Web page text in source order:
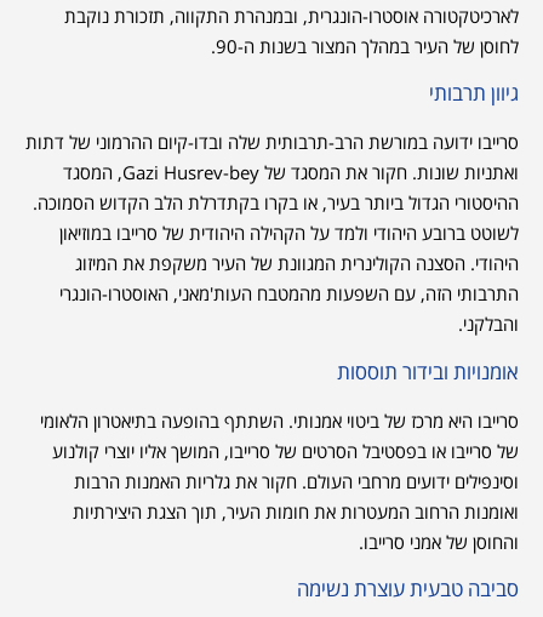
לארכיטקטורה אוסטרו-הונגרית, ובמנהרת התקווה, תזכורת נוקבת
לחוסן של העיר במהלך המצור בשנות ה-90.
גיוון תרבותי
סרייבו ידועה במורשת הרב-תרבותית שלה ובדו-קיום ההרמוני של דתות
ואתניות שונות. חקור את המסגד של Gazi Husrev-bey, המסגד
ההיסטורי הגדול ביותר בעיר, או בקרו בקתדרלת הלב הקדוש הסמוכה.
לשוטט ברובע היהודי ולמד על הקהילה היהודית של סרייבו במוזיאון
היהודי. הסצנה הקולינרית המגוונת של העיר משקפת את המיזוג
התרבותי הזה, עם השפעות מהמטבח העות'מאני, האוסטרו-הונגרי
והבלקני.
אומנויות ובידור תוססות
סרייבו היא מרכז של ביטוי אמנותי. השתתף בהופעה בתיאטרון הלאומי
של סרייבו או בפסטיבל הסרטים של סרייבו, המושך אליו יוצרי קולנוע
וסינפילים ידועים מרחבי העולם. חקור את גלריות האמנות הרבות
ואומנות הרחוב המעטרות את חומות העיר, תוך הצגת היצירתיות
והחוסן של אמני סרייבו.
סביבה טבעית עוצרת נשימה